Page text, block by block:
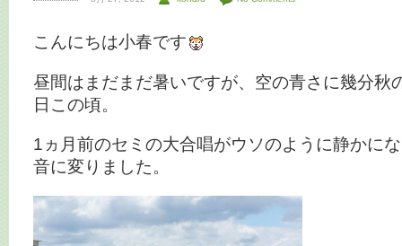
こんにちは小春です
昼間はまだまだ暑いですが、空の青さに幾分秋
日この頃。
1ヵ月前のセミの大合唱がウソのように静かに
音に変りました。